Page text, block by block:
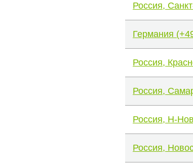
Россия,
Германия
Россия,
Россия,
Россия, Н-
Россия,